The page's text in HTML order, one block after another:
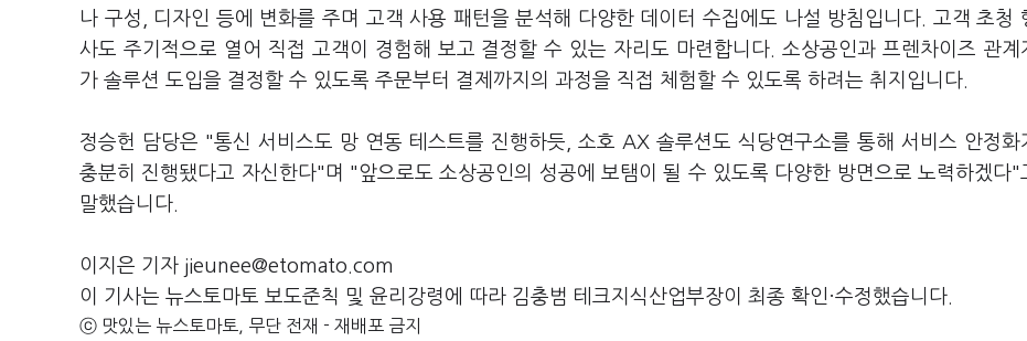
나 구성, 디자인 등에 변화를 주며 고객 사용 패턴을 분석해 다양한 데이터 수집에도 나설 방침입니다. 고객 초청
사도 주기적으로 열어 직접 고객이 경험해 보고 결정할 수 있는 자리도 마련합니다. 소상공인과 프렌차이즈 관계
가 솔루션 도입을 결정할 수 있도록 주문부터 결제까지의 과정을 직접 체험할 수 있도록 하려는 취지입니다.
정승헌 담당은 "통신 서비스도 망 연동 테스트를 진행하듯, 소호 AX 솔루션도 식당연구소를 통해 서비스 안정화
충분히 진행됐다고 자신한다"며 "앞으로도 소상공인의 성공에 보탬이 될 수 있도록 다양한 방면으로 노력하겠다"
말했습니다.
이지은 기자 jieunee@etomato.com
이 기사는 뉴스토마토 보도준칙 및 윤리강령에 따라 김충범 테크지식산업부장이 최종 확인·수정했습니다.
ⓒ 맛있는 뉴스토마토, 무단 전재 - 재배포 금지